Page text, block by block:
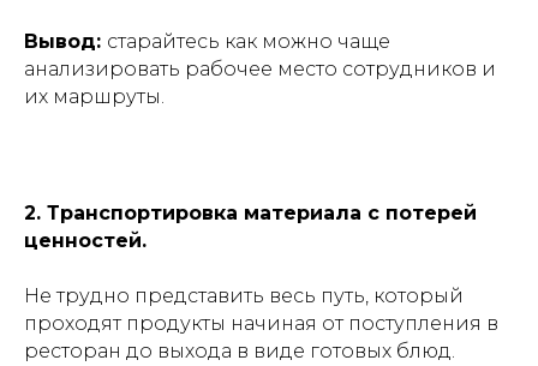
Вывод: старайтесь как можно чаще
анализировать рабочее место сотрудников и
их маршруты.
2. Транспортировка материала с потерей
ценностей.
Не трудно представить весь путь, который
проходят продукты начиная от поступления в
ресторан до выхода в виде готовых блюд.